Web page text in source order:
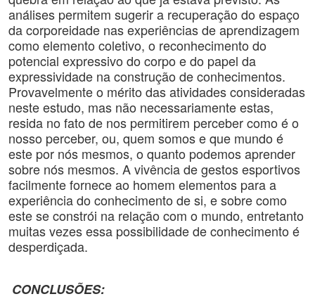
análises permitem sugerir a recuperação do espaço
da corporeidade nas experiências de aprendizagem
como elemento coletivo, o reconhecimento do
potencial expressivo do corpo e do papel da
expressividade na construção de conhecimentos.
Provavelmente o mérito das atividades consideradas
neste estudo, mas não necessariamente estas,
resida no fato de nos permitirem perceber como é o
nosso perceber, ou, quem somos e que mundo é
este por nós mesmos, o quanto podemos aprender
sobre nós mesmos. A vivência de gestos esportivos
facilmente fornece ao homem elementos para a
experiência do conhecimento de si, e sobre como
este se constrói na relação com o mundo, entretanto
muitas vezes essa possibilidade de conhecimento é
desperdiçada.
CONCLUSÕES: